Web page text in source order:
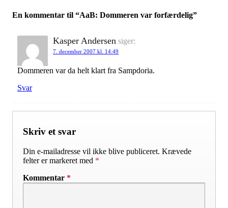
En kommentar til “AaB: Dommeren var forfærdelig”
Kasper Andersen siger:
7. december 2007 kl. 14:49
Dommeren var da helt klart fra Sampdoria.
Svar
Skriv et svar
Din e-mailadresse vil ikke blive publiceret. Krævede
felter er markeret med *
Kommentar *